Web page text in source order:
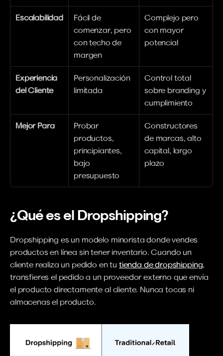
Escalabilidad
Fácil de
comenzar, pero
con techo de
margen
Complejo pero
con mayor
potencial
Experiencia
del Cliente
Personalización
limitada
Control total
sobre branding y
cumplimiento
Mejor Para
Probar
productos,
principiantes,
bajo
presupuesto
Constructores
de marcas, alto
capital, largo
plazo
¿Qué es el Dropshipping?
Dropshipping es un modelo minorista donde vendes
productos en línea sin tener inventario. Cuando un
cliente realiza un pedido en tu tienda de dropshipping,
transfieres el pedido a un proveedor externo que envía
el producto directamente al cliente. Nunca tocas ni
almacenas el producto.